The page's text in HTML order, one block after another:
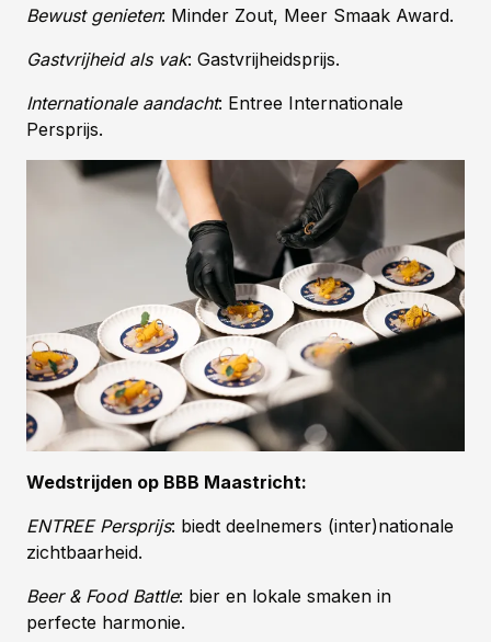
Bewust genieten: Minder Zout, Meer Smaak Award.
Gastvrijheid als vak: Gastvrijheidsprijs.
Internationale aandacht: Entree Internationale
Persprijs.
Wedstrijden op BBB Maastricht:
ENTREE Persprijs: biedt deelnemers (inter)nationale
zichtbaarheid.
Beer & Food Battle: bier en lokale smaken in
perfecte harmonie.